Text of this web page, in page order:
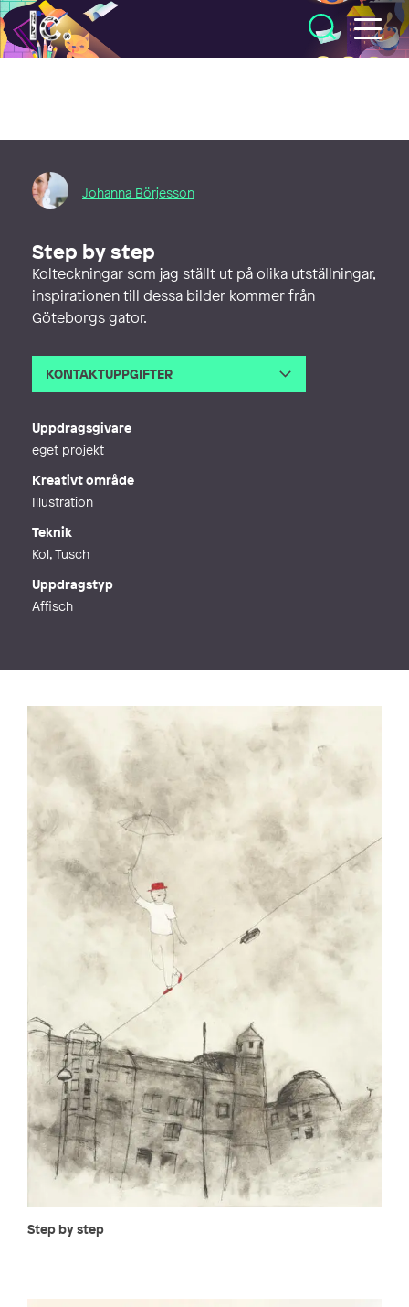
Illustratörcentrum
Johanna Börjesson
Step by step
Kolteckningar som jag ställt ut på olika utställningar,
inspirationen till dessa bilder kommer från
Göteborgs gator.
KONTAKTUPPGIFTER
Uppdragsgivare
eget projekt
Kreativt område
Illustration
Teknik
Kol, Tusch
Uppdragstyp
Affisch
Step by step